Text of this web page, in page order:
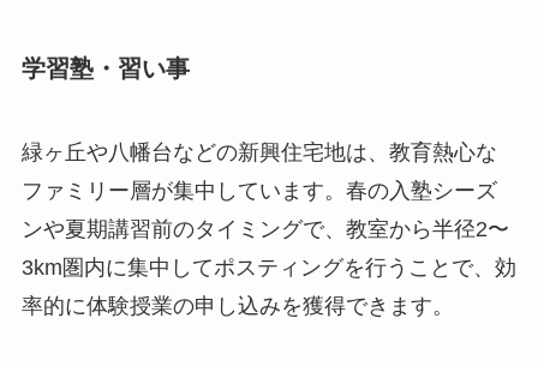
学習塾・習い事
緑ヶ丘や八幡台などの新興住宅地は、教育熱心な
ファミリー層が集中しています。春の入塾シーズ
ンや夏期講習前のタイミングで、教室から半径2〜
3km圏内に集中してポスティングを行うことで、効
率的に体験授業の申し込みを獲得できます。